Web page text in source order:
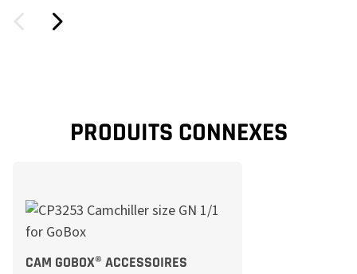
PRODUITS CONNEXES
CAM GOBOX® ACCESSOIRES